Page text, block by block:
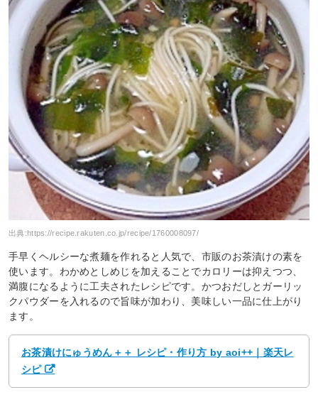
出典:https://recipe.rakuten.co.jp/recipe/1760008097/
手早くヘルシーな煮麺を作れると人気で、市販のお茶漬けの素を
使います。わかめとしめじを加えることでカロリーは抑えつつ、
満腹になるように工夫されたレシピです。かつおだしとガーリッ
クパウダーを入れるので旨味が加わり、美味しい一品に仕上がり
ます。
お茶漬けにゅうめん＋＋ レシピ・作り方 by aoi++｜楽天レ
シピ